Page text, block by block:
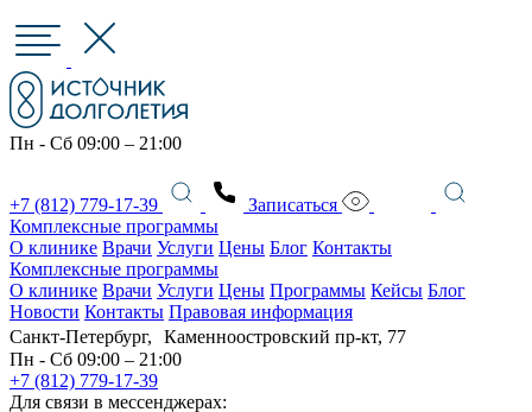
Пн - Сб 09:00 – 21:00
+7 (812) 779-17-39
Записаться
Комплексные программы
О клинике Врачи Услуги Цены Блог Контакты
Комплексные программы
О клинике Врачи Услуги Цены Программы Кейсы Блог
Новости Контакты Правовая информация
Санкт-Петербург, Каменноостровский пр-кт, 77
Пн - Сб 09:00 – 21:00
+7 (812) 779-17-39
Для связи в мессенджерах: